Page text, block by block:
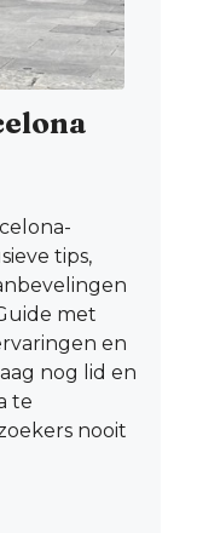
tips,
met
en
nog lid en
te
nooit